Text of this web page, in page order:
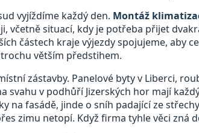
vyjíždíme každý den. Montáž
včetně situací, kdy je potřeba přijet
částech kraje výjezdy spojujeme, aby
větším předstihem.
zástavby. Panelové byty v Liberci,
svahu v podhůří Jizerských hor mají
na fasádě, jinde o sníh padající ze
zimu netopí. Když firma tyhle věci zná